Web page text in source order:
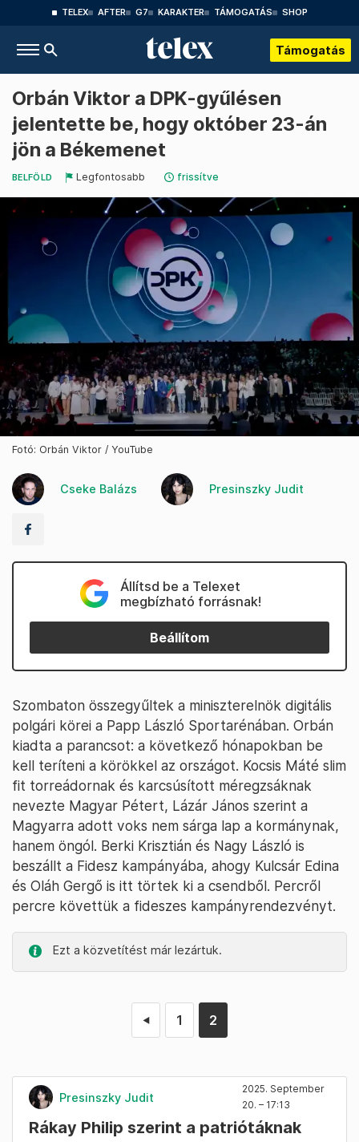
TELEX AFTER G7 KARAKTER TÁMOGATÁS SHOP
Támogatás
Orbán Viktor a DPK-gyűlésen
jelentette be, hogy október 23-án
jön a Békemenet
BELFÖLD Legfontosabb frissítve
Fotó: Orbán Viktor / YouTube
Cseke Balázs Presinszky Judit
Állítsd be a Telexet
megbízható forrásnak!
Beállítom
Szombaton összegyűltek a miniszterelnök digitális
polgári körei a Papp László Sportarénában. Orbán
kiadta a parancsot: a következő hónapokban be
kell teríteni a körökkel az országot. Kocsis Máté slim
fit torreádornak és karcsúsított méregzsáknak
nevezte Magyar Pétert, Lázár János szerint a
Magyarra adott voks nem sárga lap a kormánynak,
hanem öngól. Berki Krisztián és Nagy László is
beszállt a Fidesz kampányába, ahogy Kulcsár Edina
és Oláh Gergő is itt törtek ki a csendből. Percről
percre követtük a fideszes kampányrendezvényt.
Ezt a közvetítést már lezártuk.
◄ 1 2
Presinszky Judit
2025. September
20. – 17:13
Rákay Philip szerint a patriótáknak